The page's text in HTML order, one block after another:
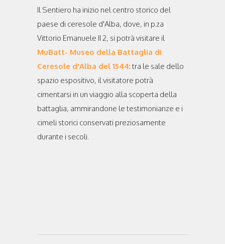
Il Sentiero ha inizio nel centro storico del
paese di ceresole d'Alba, dove, in p.za
Vittorio Emanuele II 2, si potrà visitare il
MuBatt- Museo della Battaglia di
Ceresole d'Alba del 1544: tra le sale dello
spazio espositivo, il visitatore potrà
cimentarsi in un viaggio alla scoperta della
battaglia, ammirandone le testimonianze e i
cimeli storici conservati preziosamente
durante i secoli.